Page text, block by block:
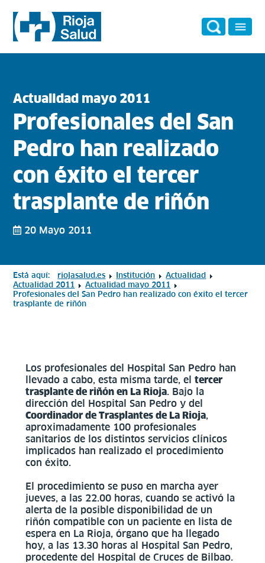
Actualidad mayo 2011
Profesionales del San
Pedro han realizado
con éxito el tercer
trasplante de riñón
20 Mayo 2011
Está aquí: riojasalud.es Institución
Actualidad
Actualidad 2011
Actualidad mayo 2011
Profesionales del San Pedro han realizado con éxito el tercer
trasplante de riñón
Los profesionales del Hospital San Pedro han
llevado a cabo, esta misma tarde, el tercer
trasplante de riñón en La Rioja. Bajo la
dirección del Hospital San Pedro y del
Coordinador de Trasplantes de La Rioja,
aproximadamente 100 profesionales
sanitarios de los distintos servicios clínicos
implicados han realizado el procedimiento
con éxito.
El procedimiento se puso en marcha ayer
jueves, a las 22.00 horas, cuando se activó la
alerta de la posible disponibilidad de un
riñón compatible con un paciente en lista de
espera en La Rioja, órgano que ha llegado
hoy, a las 13.30 horas al Hospital San Pedro,
procedente del Hospital de Cruces de Bilbao.